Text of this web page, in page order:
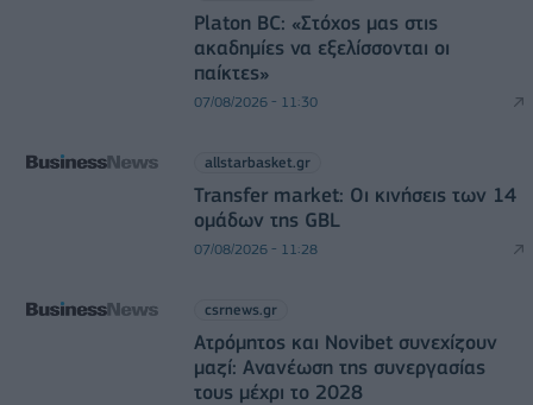
Platon BC: «Στόχος μας στις
ακαδημίες να εξελίσσονται οι
παίκτες»
07/08/2026 - 11:30
allstarbasket.gr
Transfer market: Οι κινήσεις των 14
ομάδων της GBL
07/08/2026 - 11:28
csrnews.gr
Ατρόμητος και Novibet συνεχίζουν
μαζί: Ανανέωση της συνεργασίας
τους μέχρι το 2028